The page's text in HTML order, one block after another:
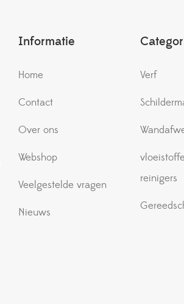
Informatie
Home
Contact
Over ons
Webshop
Veelgestelde vragen
Nieuws
Verf
reinigers